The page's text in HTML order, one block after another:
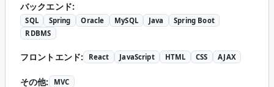
バックエンド:
SQL Spring Oracle MySQL Java
Spring Boot
RDBMS
フロントエンド: React JavaScript HTML CSS AJAX
その他: MVC